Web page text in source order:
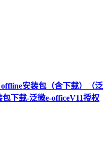
安装包（含下载）（泛
包下载-泛微e-officeV11授权